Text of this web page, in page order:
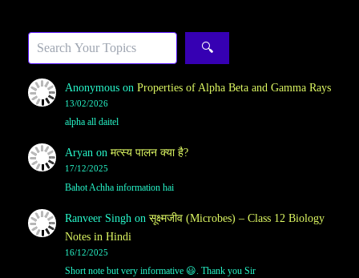
🔍
Anonymouson Properties of Alpha Beta and Gamma Rays
13/02/2026
alpha all daitel
Aryanon मत्स्य पालन क्या है?
17/12/2025
Bahot Achha information hai
Ranveer Singh on सूक्ष्मजीव (Microbes) – Class 12 Biology
Notes in Hindi
16/12/2025
Short note but very informative 😃. Thank you Sir